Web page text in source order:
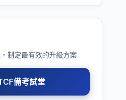
制定最有效的升級方案
備考試堂